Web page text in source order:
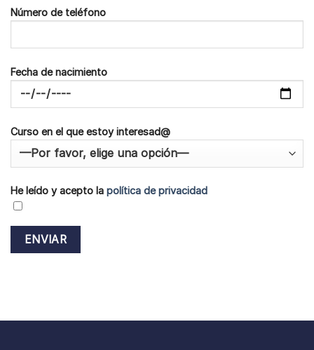
Número de teléfono
Fecha de nacimiento
Curso en el que estoy interesad@
He leído y acepto la política de privacidad